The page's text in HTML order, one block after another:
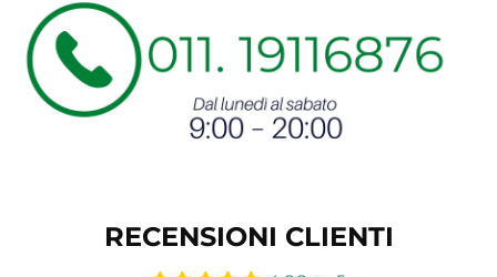
RECENSIONI CLIENTI